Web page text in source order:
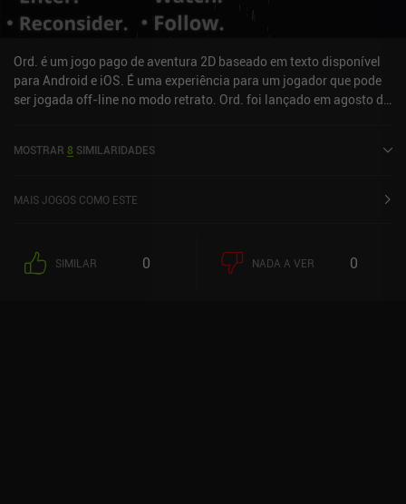
aventuras baseadas em texto.
Ord. é um jogo pago de aventura 2D baseado em texto disponível
para Android e iOS. É uma experiência para um jogador que pode
ser jogada off-line no modo retrato. Ord. foi lançado em agosto de
MOSTRAR 8 SIMILARIDADES
MAIS JOGOS COMO ESTE
SIMILAR 0 NADA A VER 0